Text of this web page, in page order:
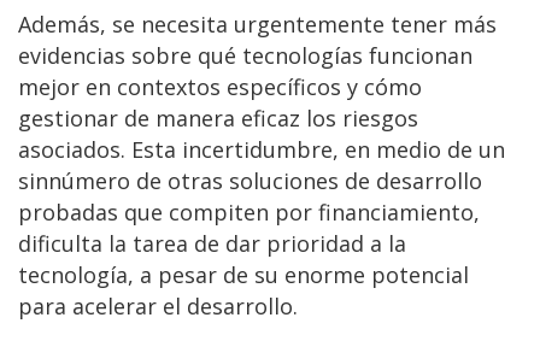
Además, se necesita urgentemente tener más
evidencias sobre qué tecnologías funcionan
mejor en contextos específicos y cómo
gestionar de manera eficaz los riesgos
asociados. Esta incertidumbre, en medio de un
sinnúmero de otras soluciones de desarrollo
probadas que compiten por financiamiento,
dificulta la tarea de dar prioridad a la
tecnología, a pesar de su enorme potencial
para acelerar el desarrollo.